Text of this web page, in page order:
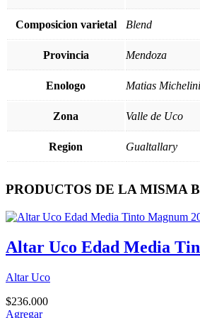
Composicion varietal Blend
Provincia Mendoza
Enologo Matias Michelini
Zona Valle de Uco
Region Gualtallary
PRODUCTOS DE LA MISMA
Altar Uco Edad Media
Altar Uco
$236.000
Agregar